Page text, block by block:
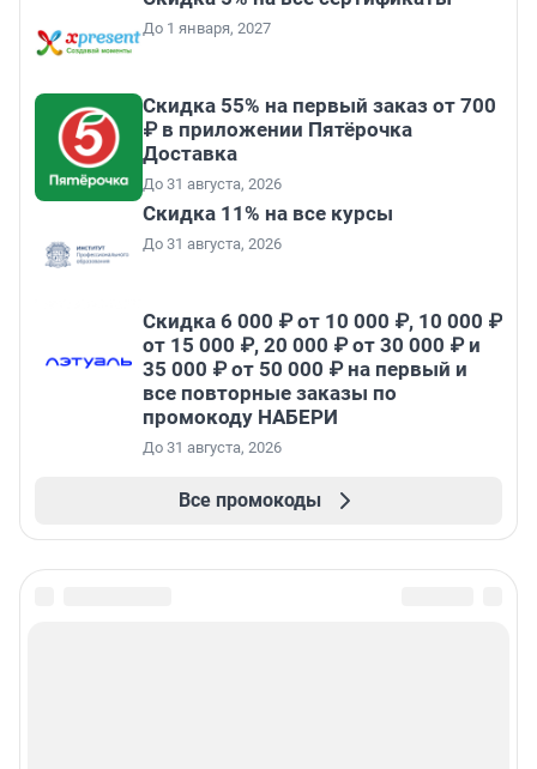
До 1 января, 2027
Скидка 55% на первый заказ от 700
₽ в приложении Пятёрочка
Доставка
До 31 августа, 2026
Скидка 11% на все курсы
До 31 августа, 2026
Скидка 6 000 ₽ от 10 000 ₽, 10 000 ₽
от 15 000 ₽, 20 000 ₽ от 30 000 ₽ и
35 000 ₽ от 50 000 ₽ на первый и
все повторные заказы по
промокоду НАБЕРИ
До 31 августа, 2026
Все промокоды